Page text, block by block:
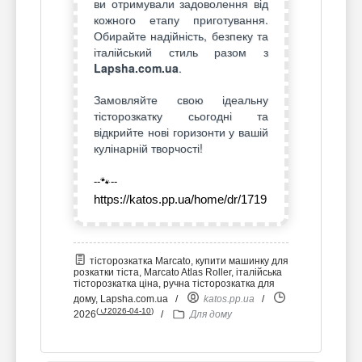
ви отримували задоволення від
кожного етапу приготування.
Обирайте надійність, безпеку та
італійський стиль разом з
Lapsha.com.ua.
Замовляйте свою ідеальну
тісторозкатку сьогодні та
відкрийте нові горизонти у вашій
кулінарній творчості!
--🐾--
https://katos.pp.ua/home/dr/1719
тісторозкатка Marcato, купити машинку для
розкатки тіста, Marcato Atlas Roller, італійська
тісторозкатка ціна, ручна тісторозкатка для
дому, Lapsha.com.ua / katos.pp.ua /
2026( ⮍2026-04-10) / Для дому